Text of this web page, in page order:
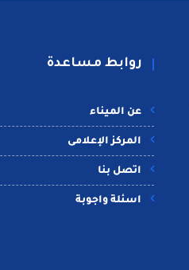
روابط مساعدة
عن الميناء
المركز الإعلامى
اتصل بنا
اسئلة واجوبة